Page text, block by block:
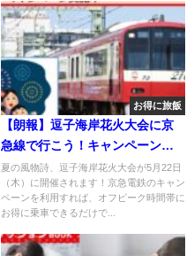
お得に旅飯
【朗報】逗子海岸花火大会に京
急線で行こう！キャンペーン実
施中
夏の風物詩、逗子海岸花火大会が5月22日
（木）に開催されます！京急電鉄のキャン
ペーンを利用すれば、オフピーク時間帯に
お得に乗車できるだけで...